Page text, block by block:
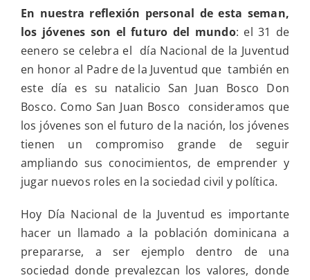
En nuestra reflexión personal de esta seman,
los jóvenes son el futuro del mundo: el 31 de
eenero se celebra el día Nacional de la Juventud
en honor al Padre de la Juventud que también en
este día es su natalicio San Juan Bosco Don
Bosco. Como San Juan Bosco consideramos que
los jóvenes son el futuro de la nación, los jóvenes
tienen un compromiso grande de seguir
ampliando sus conocimientos, de emprender y
jugar nuevos roles en la sociedad civil y política.
Hoy Día Nacional de la Juventud es importante
hacer un llamado a la población dominicana a
prepararse, a ser ejemplo dentro de una
sociedad donde prevalezcan los valores, donde